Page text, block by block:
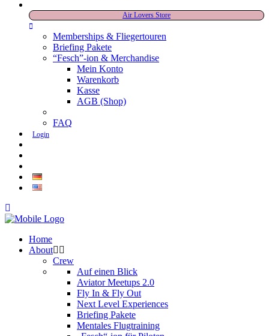
Air Lovers Store
Memberships & Fliegertouren
Briefing Pakete
“Fesch”-ion & Merchandise
Mein Konto
Warenkorb
Kasse
AGB (Shop)
FAQ
Login
Home
About
Crew
Auf einen Blick
Aviator Meetups 2.0
Fly In & Fly Out
Next Level Experiences
Briefing Pakete
Mentales Flugtraining